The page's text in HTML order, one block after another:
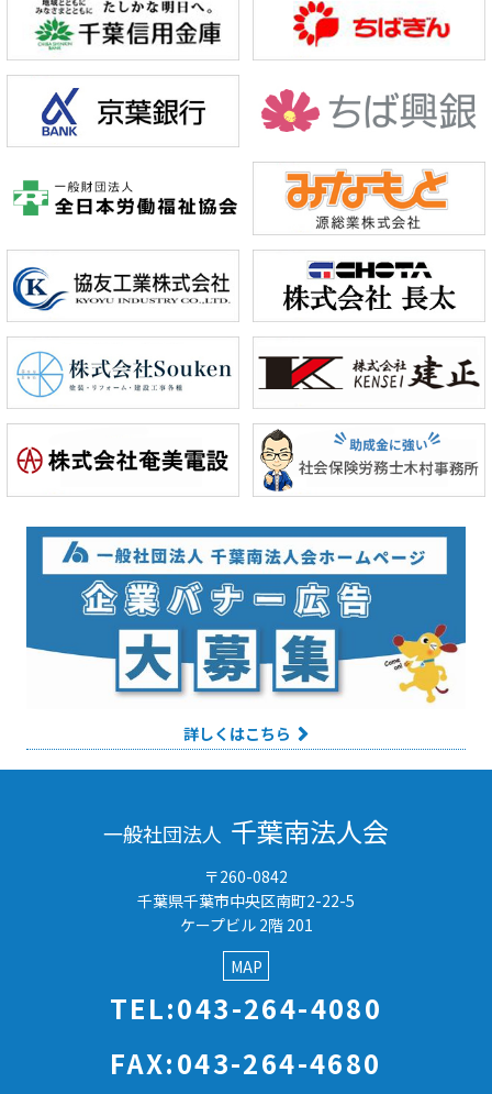
詳しくはこちら
一般社団法人 千葉南法人会
〒260-0842
千葉県千葉市中央区南町2-22-5
ケープビル 2階 201
MAP
TEL:043-264-4080
FAX:043-264-4680